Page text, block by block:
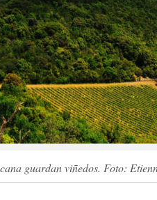
guardan viñedos. Foto: